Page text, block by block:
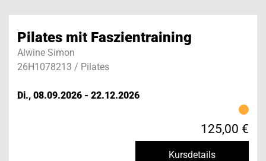
Pilates mit Faszientraining
Alwine Simon
26H1078213 / Pilates
Di., 08.09.2026 - 22.12.2026
125,00 €
Kursdetails